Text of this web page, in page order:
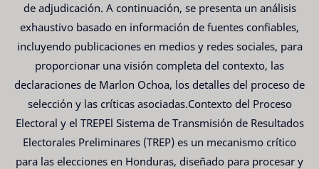
de adjudicación. A continuación, se presenta un análisis
exhaustivo basado en información de fuentes confiables,
incluyendo publicaciones en medios y redes sociales, para
proporcionar una visión completa del contexto, las
declaraciones de Marlon Ochoa, los detalles del proceso de
selección y las críticas asociadas.Contexto del Proceso
Electoral y el TREPEl Sistema de Transmisión de Resultados
Electorales Preliminares (TREP) es un mecanismo crítico
para las elecciones en Honduras, diseñado para procesar y